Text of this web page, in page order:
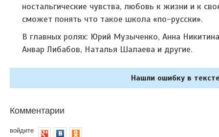
ностальгические чувства, любовь к жизни и к
сможет понять что такое школа «по-русски».
В главных ролях: Юрий Музыченко, Анна
Анвар Либабов, Наталья Шалаева и другие.
Нашли ошибку в
Комментарии
войдите